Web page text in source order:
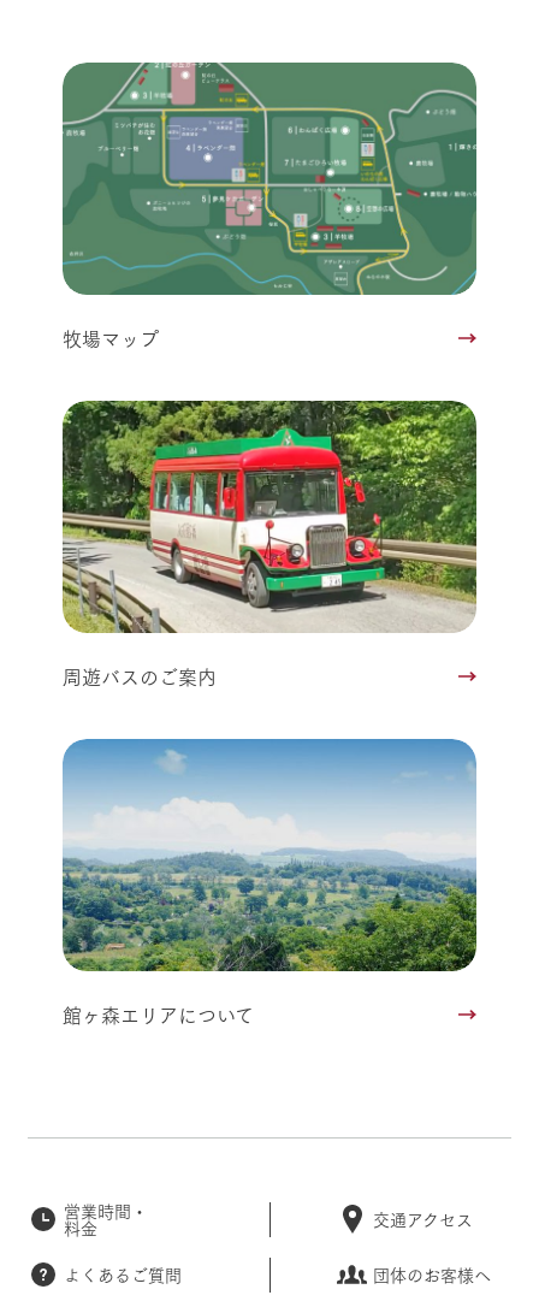
牧場マップ
周遊バスのご案内
館ヶ森エリアについて
営業時間・
料金 交通アクセス
よくあるご質問
団体のお客様へ